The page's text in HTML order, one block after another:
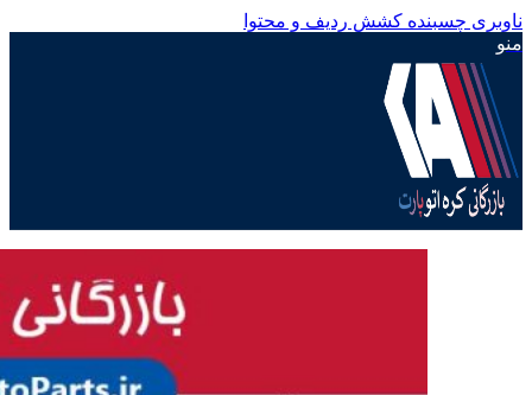
ناوبری چسبنده کشش ردیف و محتوا
منو